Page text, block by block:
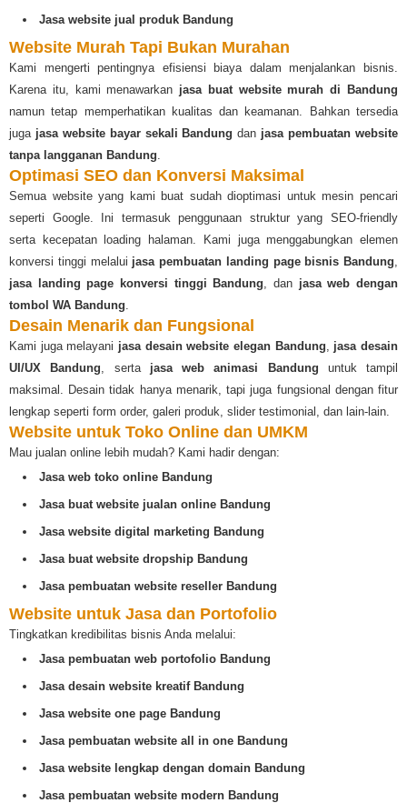
Jasa website jual produk Bandung
Website Murah Tapi Bukan Murahan
Kami mengerti pentingnya efisiensi biaya dalam menjalankan bisnis.
Karena itu, kami menawarkan jasa buat website murah di Bandung
namun tetap memperhatikan kualitas dan keamanan. Bahkan tersedia
juga jasa website bayar sekali Bandung dan jasa pembuatan website
tanpa langganan Bandung.
Optimasi SEO dan Konversi Maksimal
Semua website yang kami buat sudah dioptimasi untuk mesin pencari
seperti Google. Ini termasuk penggunaan struktur yang SEO-friendly
serta kecepatan loading halaman. Kami juga menggabungkan elemen
konversi tinggi melalui jasa pembuatan landing page bisnis Bandung,
jasa landing page konversi tinggi Bandung, dan jasa web dengan
tombol WA Bandung.
Desain Menarik dan Fungsional
Kami juga melayani jasa desain website elegan Bandung, jasa desain
UI/UX Bandung, serta jasa web animasi Bandung untuk tampil
maksimal. Desain tidak hanya menarik, tapi juga fungsional dengan fitur
lengkap seperti form order, galeri produk, slider testimonial, dan lain-lain.
Website untuk Toko Online dan UMKM
Mau jualan online lebih mudah? Kami hadir dengan:
Jasa web toko online Bandung
Jasa buat website jualan online Bandung
Jasa website digital marketing Bandung
Jasa buat website dropship Bandung
Jasa pembuatan website reseller Bandung
Website untuk Jasa dan Portofolio
Tingkatkan kredibilitas bisnis Anda melalui:
Jasa pembuatan web portofolio Bandung
Jasa desain website kreatif Bandung
Jasa website one page Bandung
Jasa pembuatan website all in one Bandung
Jasa website lengkap dengan domain Bandung
Jasa pembuatan website modern Bandung